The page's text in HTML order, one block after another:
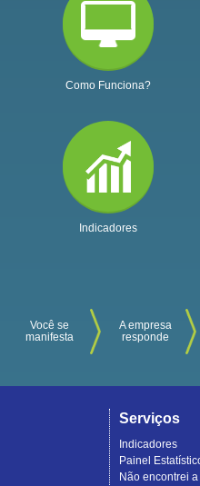
Como Funciona?
Indicadores
Você se
manifesta
A empresa
responde
Serviços
Indicadores
Painel
Não encontrei